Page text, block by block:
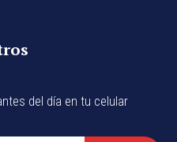
del día en tu celular